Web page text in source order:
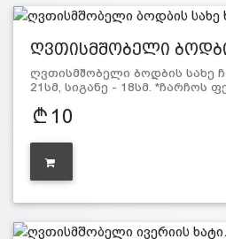
ღვთისმშობელი
ღვთისმშობელი ბოდბის სახე
21სმ, სიგანე - 18სმ. *ჩარჩოს
10